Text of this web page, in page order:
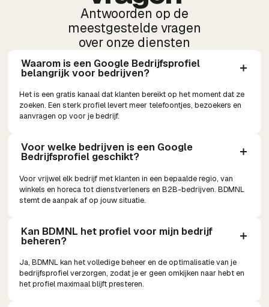
Antwoorden op de
meestgestelde vragen
over onze diensten
Waarom is een Google Bedrijfsprofiel
belangrijk voor bedrijven?
Het is een gratis kanaal dat klanten bereikt op het moment dat ze
zoeken. Een sterk profiel levert meer telefoontjes, bezoekers en
aanvragen op voor je bedrijf.
Voor welke bedrijven is een Google
Bedrijfsprofiel geschikt?
Voor vrijwel elk bedrijf met klanten in een bepaalde regio, van
winkels en horeca tot dienstverleners en B2B-bedrijven. BDMNL
stemt de aanpak af op jouw situatie.
Kan BDMNL het profiel voor mijn bedrijf
beheren?
Ja, BDMNL kan het volledige beheer en de optimalisatie van je
bedrijfsprofiel verzorgen, zodat je er geen omkijken naar hebt en
het profiel maximaal blijft presteren.